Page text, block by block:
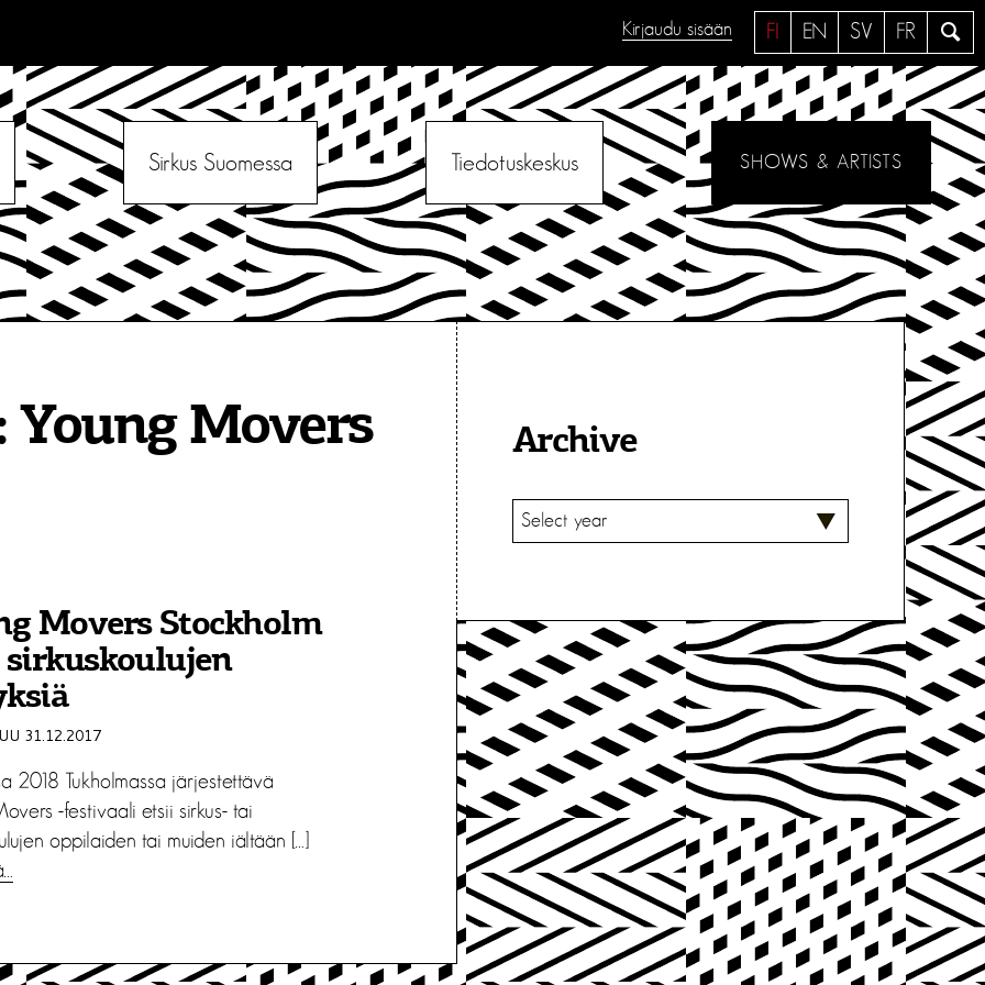
a
e
FI EN SV FR
Kirjaudu sisään
Sirkus Suomessa Tiedotuskeskus SHOWS & ARTISTS
Young Movers
Movers Stockholm
sirkuskoulujen
31.12.2017
2018 Tukholmassa järjestettävä
-festivaali etsii sirkus- tai
oppilaiden tai muiden iältään […]
Archive
V
A
T
S
E